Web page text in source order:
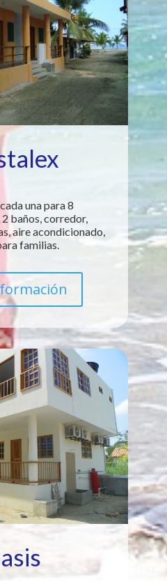
una para 8
baños, corredor,
aire acondicionado,
familias.